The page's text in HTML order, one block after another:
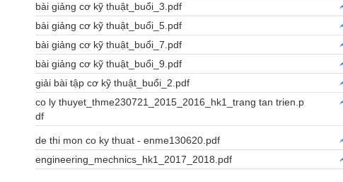
bài giảng cơ kỹ thuật_buổi_3.pdf
bài giảng cơ kỹ thuật_buổi_5.pdf
bài giảng cơ kỹ thuật_buổi_7.pdf
bài giảng cơ kỹ thuật_buổi_9.pdf
giải bài tập cơ kỹ thuật_buổi_2.pdf
co ly thuyet_thme230721_2015_2016_hk1_trang tan trien.p
df
de thi mon co ky thuat - enme130620.pdf
engineering_mechnics_hk1_2017_2018.pdf